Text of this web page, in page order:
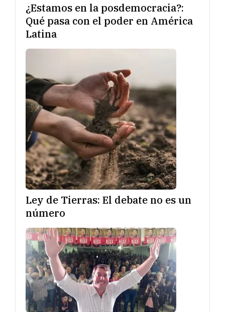
¿Estamos en la posdemocracia?:
Qué pasa con el poder en América
Latina
Ley de Tierras: El debate no es un
número